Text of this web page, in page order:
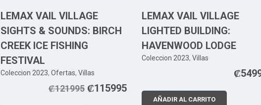
LEMAX VAIL VILLAGE
SIGHTS & SOUNDS: BIRCH
CREEK ICE FISHING
FESTIVAL
Coleccion 2023, Ofertas, Villas
₡121995 ₡115995
LEMAX VAIL VILLAGE
LIGHTED BUILDING:
HAVENWOOD LODGE
Coleccion 2023, Villas
₡
AÑADIR AL CARRITO